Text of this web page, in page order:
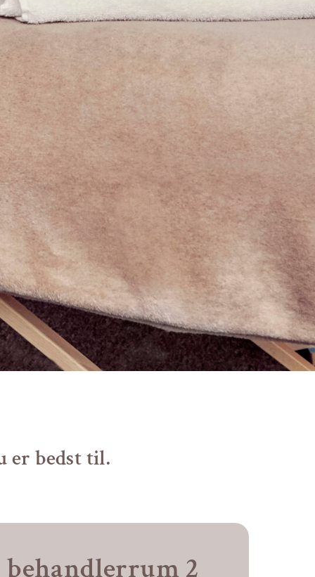
er bedst til.
behandlerrum 2